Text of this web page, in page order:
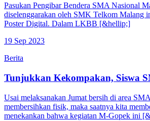
Pasukan Pengibar Bendera SMA Nasional
diselenggarakan oleh SMK Telkom Malang
Poster Digital. Dalam LKBB [&hellip;]
19 Sep 2023
Berita
Tunjukkan Kekompakan, Siswa
Usai melaksanakan Jumat bersih di area
membersihkan fisik, maka saatnya kita
menekankan bahwa kegiatan M-Gopek ini